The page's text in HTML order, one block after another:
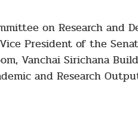
on Research and
President of the
Vanchai Sirichana
and Research